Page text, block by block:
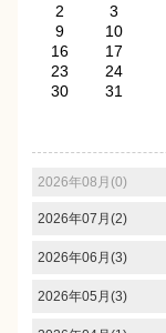
2
3
9
10
16
17
23
24
30
31
2026年08月(0)
2026年07月(2)
2026年06月(3)
2026年05月(3)